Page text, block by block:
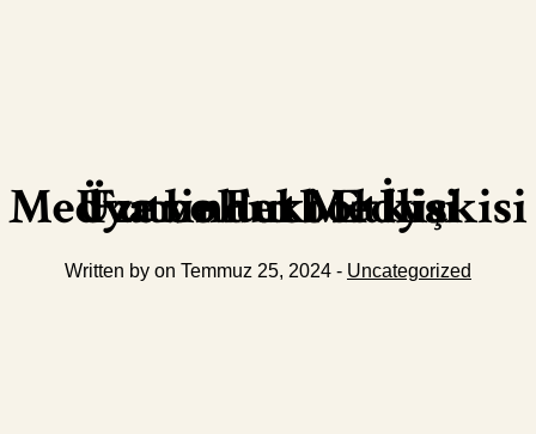
Futbolun Medya Üzerindeki Etkisi Medya ve Futbol İlişkisi
Written by on Temmuz 25, 2024 - Uncategorized